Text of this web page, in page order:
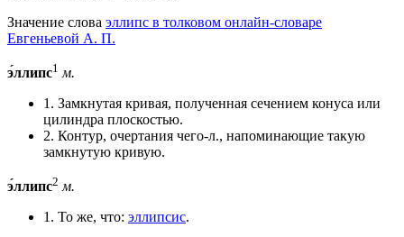
Значение слова эллипс в толковом онлайн-словаре
Евгеньевой А. П.
э́ллипс1 м.
1. Замкнутая кривая, полученная сечением конуса или
цилиндра плоскостью.
2. Контур, очертания чего-л., напоминающие такую
замкнутую кривую.
э́ллипс2 м.
1. То же, что: эллипсис.